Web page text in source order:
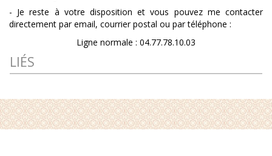
- Je reste à votre disposition et vous pouvez me contacter
directement par email, courrier postal ou par téléphone :
Ligne normale : 04.77.78.10.03
LIÉS